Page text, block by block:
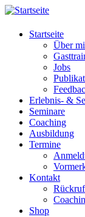
Startseite
Über
Jobs
Erlebnis- &
Seminare
Coaching
Ausbildung
Termine
Kontakt
Shop